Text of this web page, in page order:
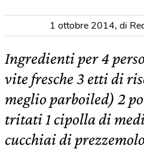
1 ottobre 2014, di
Ingredienti per 4
vite fresche 3 etti di
meglio parboiled) 2
tritati 1 cipolla di
cucchiai di